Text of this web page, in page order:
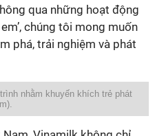
qua những hoạt động
chúng tôi mong muốn
phá, trải nghiệm và phát
nhằm khuyến khích trẻ phát